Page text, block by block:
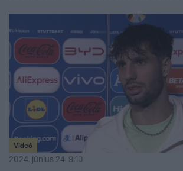
mesterséges intelligenciával
horvát meccs eredményét.
Videó
2024. június 24. 9:10